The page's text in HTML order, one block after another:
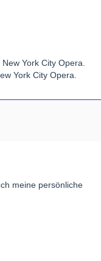
York City Opera.
York City Opera.
meine persönliche